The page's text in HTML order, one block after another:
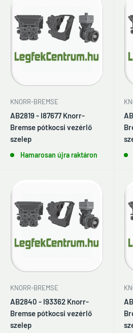
KNORR-BREMSE
AB2819 - I87677 Knorr-
Bremse pótkocsi vezérlő
szelep
Hamarosan újra raktáron
KNORR-BREMSE
AB2840 - I93362 Knorr-
Bremse pótkocsi vezérlő
szelep